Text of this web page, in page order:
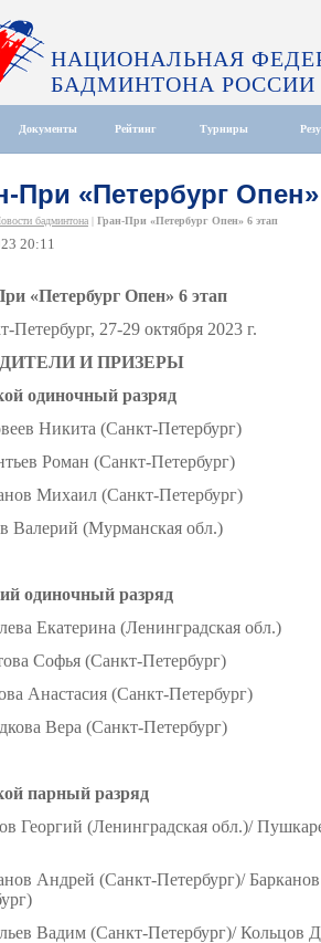
НАЦИОНАЛЬНАЯ
БАДМИНТОНА РОССИИ
Документы Рейтинг Турниры
При «Петербург
бадминтона | Гран-При «Петербург Опен» 6 этап
20:11
«Петербург Опен» 6 этап
Петербург, 27-29 октября 2023 г.
И ПРИЗЕРЫ
одиночный разряд
Никита (Санкт-Петербург)
Роман (Санкт-Петербург)
Михаил (Санкт-Петербург)
Валерий (Мурманская обл.)
одиночный разряд
Екатерина (Ленинградская обл.)
Софья (Санкт-Петербург)
Анастасия (Санкт-Петербург)
Вера (Санкт-Петербург)
парный разряд
Георгий (Ленинградская обл.)/
Андрей (Санкт-Петербург)/
Вадим (Санкт-Петербург)/ Кольцов